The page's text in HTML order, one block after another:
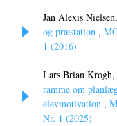
Jan Alexis
og præstation ,
1 (2016)
Lars Brian Krogh,
ramme om
elevmotivation ,
Nr. 1 (2025)